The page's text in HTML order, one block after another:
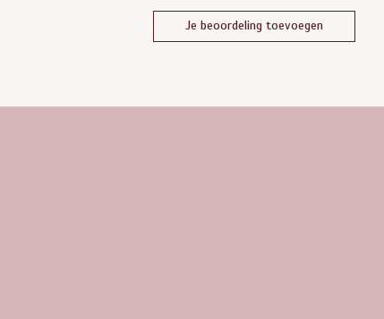
Je beoordeling toevoegen